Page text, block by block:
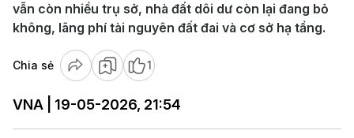
vẫn còn nhiều trụ sở, nhà đất dôi dư còn lại đang bỏ
không, lãng phí tài nguyên đất đai và cơ sở hạ tầng.
Chia sẻ 1
VNA | 19-05-2026, 21:54